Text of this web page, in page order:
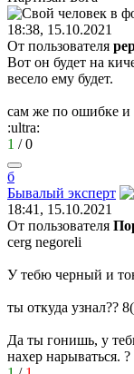
18:38, 15.10.2021
От пользователя
Вот он будет на
весело ему будет.
сам же по ошибке и
:ultra:
1 /0
б
Бывалый эксперт
18:41, 15.10.2021
От пользователя
cerg negoreli
У тебю черный и
ты откуда узнал?? 8(
Да ты гонишь, у
нахер нарываться.